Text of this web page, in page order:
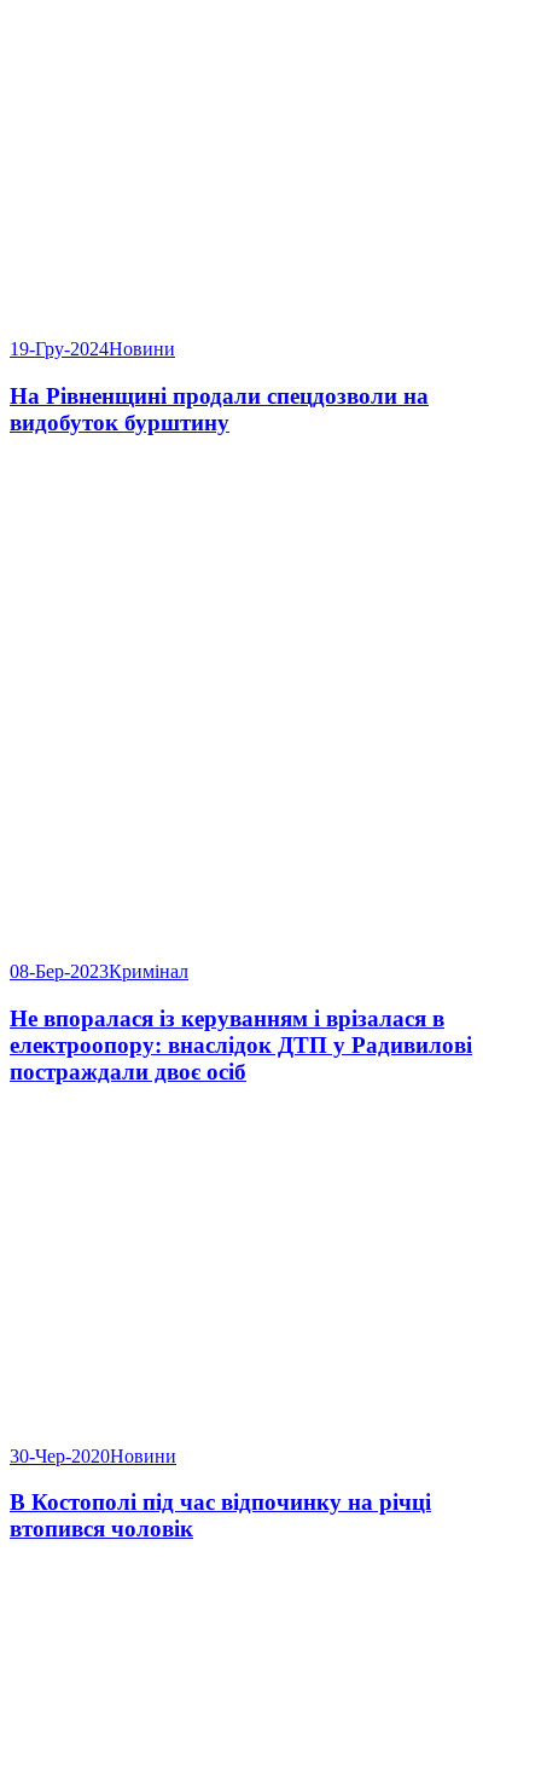
19-Гру-2024Новини
На Рівненщині продали спецдозволи на
видобуток бурштину
08-Бер-2023Кримінал
Не впоралася із керуванням і врізалася в
електроопору: внаслідок ДТП у Радивилові
постраждали двоє осіб
30-Чер-2020Новини
В Костополі під час відпочинку на річці
втопився чоловік